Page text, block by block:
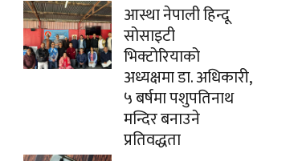
आस्था नेपाली हिन्दू
सोसाइटी
भिक्टोरियाको
अध्यक्षमा डा. अधिकारी,
५ बर्षमा पशुपतिनाथ
मन्दिर बनाउने
प्रतिवद्धता